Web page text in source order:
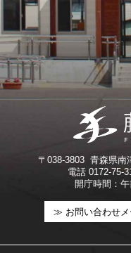
〒038-3803 青森県南
電話 0172-75-
開庁時間：
≫ お問い合わせメ